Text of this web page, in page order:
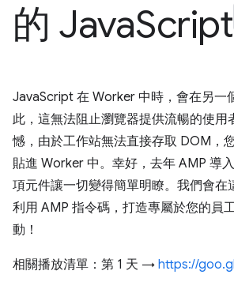
的 JavaScript
JavaScript 在 Worker 中時，會在另一
此，這無法阻止瀏覽器提供流暢的使用
憾，由於工作站無法直接存取 DOM，
貼進 Worker 中。幸好，去年 AMP 導
項元件讓一切變得簡單明瞭。我們會在
利用 AMP 指令碼，打造專屬於您的員
動！
相關播放清單：第 1 天 → https://